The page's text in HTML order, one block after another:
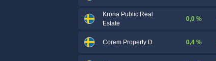
Krona Public Real
Estate
0,0 %
Corem Property D 0,4 %